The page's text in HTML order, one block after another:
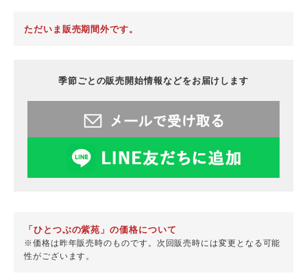
ただいま販売期間外です。
季節ごとの販売開始情報などをお届けします
「ひとつぶの紫苑」の価格について
※価格は昨年販売時のものです。次回販売時には変更となる可能
性がございます。